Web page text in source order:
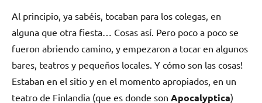
Al principio, ya sabéis, tocaban para los colegas, en
alguna que otra fiesta… Cosas así. Pero poco a poco se
fueron abriendo camino, y empezaron a tocar en algunos
bares, teatros y pequeños locales. Y cómo son las cosas!
Estaban en el sitio y en el momento apropiados, en un
teatro de Finlandia (que es donde son Apocalyptica)